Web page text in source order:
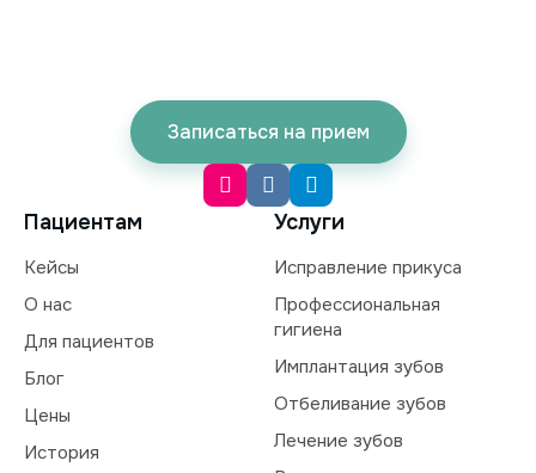
Записаться на прием
Пациентам
Кейсы
О нас
Для пациентов
Блог
Цены
История
Услуги
Исправление прикуса
Профессиональная
гигиена
Имплантация зубов
Отбеливание зубов
Лечение зубов